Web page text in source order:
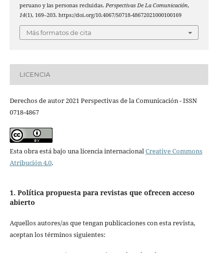
peruano y las personas recluidas. Perspectivas De La Comunicación,
14(1), 169–203. https://doi.org/10.4067/S0718-48672021000100169
Más formatos de cita
LICENCIA
Derechos de autor 2021 Perspectivas de la Comunicación - ISSN
0718-4867
Esta obra está bajo una licencia internacionalCreative Commons
Atribución 4.0.
1. Política propuesta para revistas que ofrecen acceso
abierto
Aquellos autores/as que tengan publicaciones con esta revista,
aceptan los términos siguientes: